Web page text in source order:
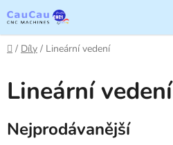
na
obsah
Domů
/ Díly / Lineární vedení
Lineární vedení
Nejprodávanější